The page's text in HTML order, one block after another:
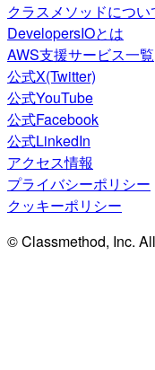
クラスメソッドについ
DevelopersIOとは
AWS支援サービス一覧
公式X(Twitter)
公式YouTube
公式Facebook
公式LinkedIn
アクセス情報
プライバシーポリシー
クッキーポリシー
© Classmethod, Inc.